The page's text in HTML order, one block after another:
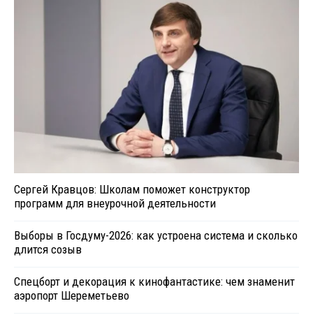
Сергей Кравцов: Школам поможет конструктор
программ для внеурочной деятельности
Выборы в Госдуму-2026: как устроена система и сколько
длится созыв
Спецборт и декорация к кинофантастике: чем знаменит
аэропорт Шереметьево